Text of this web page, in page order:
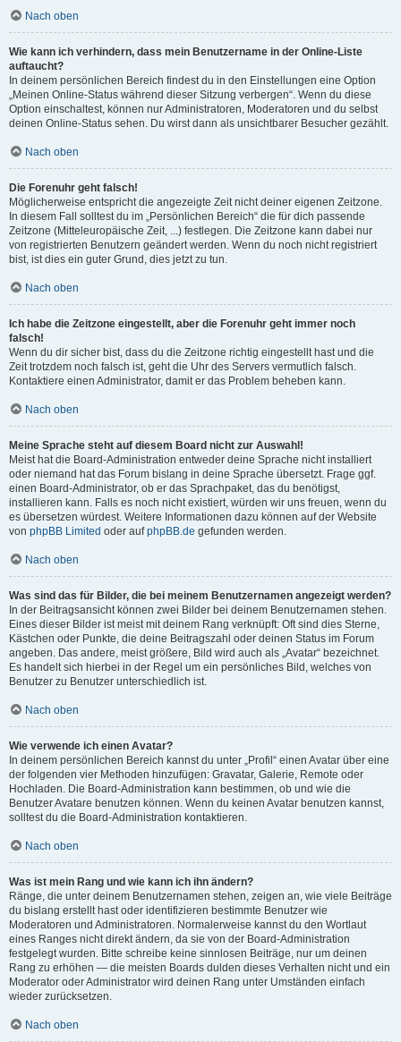
Nach oben
Wie kann ich verhindern, dass mein Benutzername in der Online-Liste
auftaucht?
In deinem persönlichen Bereich findest du in den Einstellungen eine Option
„Meinen Online-Status während dieser Sitzung verbergen“. Wenn du diese
Option einschaltest, können nur Administratoren, Moderatoren und du selbst
deinen Online-Status sehen. Du wirst dann als unsichtbarer Besucher gezählt.
Nach oben
Die Forenuhr geht falsch!
Möglicherweise entspricht die angezeigte Zeit nicht deiner eigenen Zeitzone.
In diesem Fall solltest du im „Persönlichen Bereich“ die für dich passende
Zeitzone (Mitteleuropäische Zeit, ...) festlegen. Die Zeitzone kann dabei nur
von registrierten Benutzern geändert werden. Wenn du noch nicht registriert
bist, ist dies ein guter Grund, dies jetzt zu tun.
Nach oben
Ich habe die Zeitzone eingestellt, aber die Forenuhr geht immer noch
falsch!
Wenn du dir sicher bist, dass du die Zeitzone richtig eingestellt hast und die
Zeit trotzdem noch falsch ist, geht die Uhr des Servers vermutlich falsch.
Kontaktiere einen Administrator, damit er das Problem beheben kann.
Nach oben
Meine Sprache steht auf diesem Board nicht zur Auswahl!
Meist hat die Board-Administration entweder deine Sprache nicht installiert
oder niemand hat das Forum bislang in deine Sprache übersetzt. Frage ggf.
einen Board-Administrator, ob er das Sprachpaket, das du benötigst,
installieren kann. Falls es noch nicht existiert, würden wir uns freuen, wenn du
es übersetzen würdest. Weitere Informationen dazu können auf der Website
von phpBB Limited oder aufphpBB.de gefunden werden.
Nach oben
Was sind das für Bilder, die bei meinem Benutzernamen angezeigt werden?
In der Beitragsansicht können zwei Bilder bei deinem Benutzernamen stehen.
Eines dieser Bilder ist meist mit deinem Rang verknüpft: Oft sind dies Sterne,
Kästchen oder Punkte, die deine Beitragszahl oder deinen Status im Forum
angeben. Das andere, meist größere, Bild wird auch als „Avatar“ bezeichnet.
Es handelt sich hierbei in der Regel um ein persönliches Bild, welches von
Benutzer zu Benutzer unterschiedlich ist.
Nach oben
Wie verwende ich einen Avatar?
In deinem persönlichen Bereich kannst du unter „Profil“ einen Avatar über eine
der folgenden vier Methoden hinzufügen: Gravatar, Galerie, Remote oder
Hochladen. Die Board-Administration kann bestimmen, ob und wie die
Benutzer Avatare benutzen können. Wenn du keinen Avatar benutzen kannst,
solltest du die Board-Administration kontaktieren.
Nach oben
Was ist mein Rang und wie kann ich ihn ändern?
Ränge, die unter deinem Benutzernamen stehen, zeigen an, wie viele Beiträge
du bislang erstellt hast oder identifizieren bestimmte Benutzer wie
Moderatoren und Administratoren. Normalerweise kannst du den Wortlaut
eines Ranges nicht direkt ändern, da sie von der Board-Administration
festgelegt wurden. Bitte schreibe keine sinnlosen Beiträge, nur um deinen
Rang zu erhöhen — die meisten Boards dulden dieses Verhalten nicht und ein
Moderator oder Administrator wird deinen Rang unter Umständen einfach
wieder zurücksetzen.
Nach oben